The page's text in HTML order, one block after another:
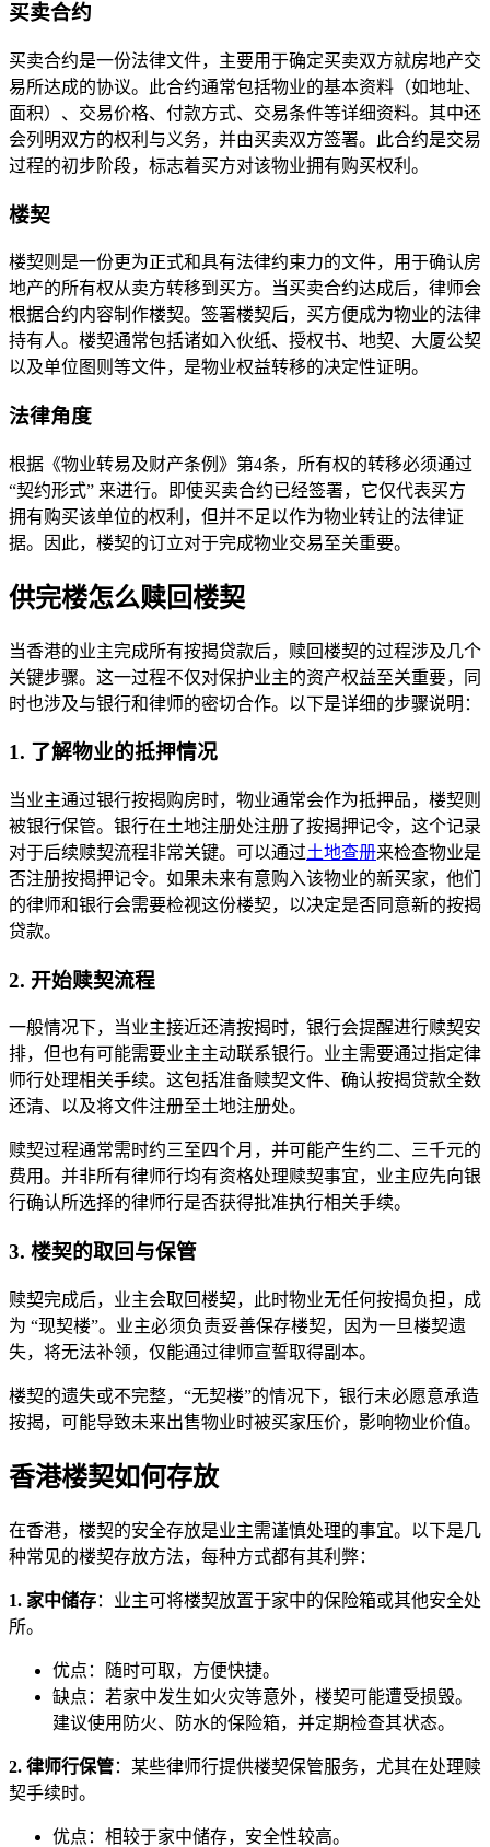
买卖合约
买卖合约是一份法律文件，主要用于确定买卖双方就房地产交
易所达成的协议。此合约通常包括物业的基本资料（如地址、
面积）、交易价格、付款方式、交易条件等详细资料。其中还
会列明双方的权利与义务，并由买卖双方签署。此合约是交易
过程的初步阶段，标志着买方对该物业拥有购买权利。
楼契
楼契则是一份更为正式和具有法律约束力的文件，用于确认房
地产的所有权从卖方转移到买方。当买卖合约达成后，律师会
根据合约内容制作楼契。签署楼契后，买方便成为物业的法律
持有人。楼契通常包括诸如入伙纸、授权书、地契、大厦公契
以及单位图则等文件，是物业权益转移的决定性证明。
法律角度
根据《物业转易及财产条例》第4条，所有权的转移必须通过
“契约形式” 来进行。即使买卖合约已经签署，它仅代表买方
拥有购买该单位的权利，但并不足以作为物业转让的法律证
据。因此，楼契的订立对于完成物业交易至关重要。
供完楼怎么赎回楼契
当香港的业主完成所有按揭贷款后，赎回楼契的过程涉及几个
关键步骤。这一过程不仅对保护业主的资产权益至关重要，同
时也涉及与银行和律师的密切合作。以下是详细的步骤说明：
1. 了解物业的抵押情况
当业主通过银行按揭购房时，物业通常会作为抵押品，楼契则
被银行保管。银行在土地注册处注册了按揭押记令，这个记录
对于后续赎契流程非常关键。可以通过土地查册来检查物业是
否注册按揭押记令。如果未来有意购入该物业的新买家，他们
的律师和银行会需要检视这份楼契，以决定是否同意新的按揭
贷款。
2. 开始赎契流程
一般情况下，当业主接近还清按揭时，银行会提醒进行赎契安
排，但也有可能需要业主主动联系银行。业主需要通过指定律
师行处理相关手续。这包括准备赎契文件、确认按揭贷款全数
还清、以及将文件注册至土地注册处。
赎契过程通常需时约三至四个月，并可能产生约二、三千元的
费用。并非所有律师行均有资格处理赎契事宜，业主应先向银
行确认所选择的律师行是否获得批准执行相关手续。
3. 楼契的取回与保管
赎契完成后，业主会取回楼契，此时物业无任何按揭负担，成
为 “现契楼”。业主必须负责妥善保存楼契，因为一旦楼契遗
失，将无法补领，仅能通过律师宣誓取得副本。
楼契的遗失或不完整，“无契楼”的情况下，银行未必愿意承造
按揭，可能导致未来出售物业时被买家压价，影响物业价值。
香港楼契如何存放
在香港，楼契的安全存放是业主需谨慎处理的事宜。以下是几
种常见的楼契存放方法，每种方式都有其利弊：
1. 家中储存：业主可将楼契放置于家中的保险箱或其他安全处
所。
优点：随时可取，方便快捷。
缺点：若家中发生如火灾等意外，楼契可能遭受损毁。
建议使用防火、防水的保险箱，并定期检查其状态。
2. 律师行保管：某些律师行提供楼契保管服务，尤其在处理赎
契手续时。
优点：相较于家中储存，安全性较高。